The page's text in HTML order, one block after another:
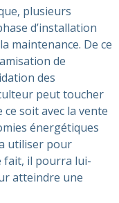
plusieurs
d’installation
maintenance. De ce
de
des
peut toucher
soit avec la vente
énergétiques
utiliser pour
fait, il pourra lui-
atteindre une